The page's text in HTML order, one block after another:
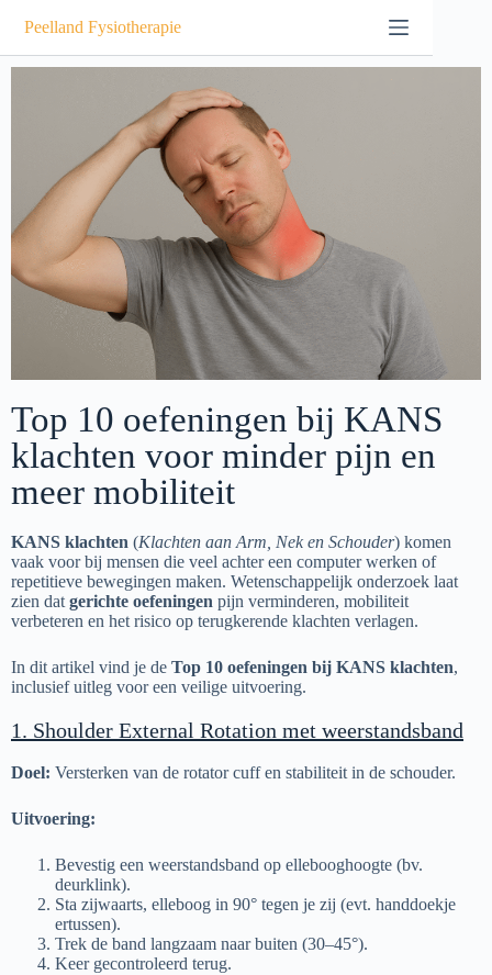
Peelland Fysiotherapie
Top 10 oefeningen bij KANS
klachten voor minder pijn en
meer mobiliteit
KANS klachten (Klachten aan Arm, Nek en Schouder) komen
vaak voor bij mensen die veel achter een computer werken of
repetitieve bewegingen maken. Wetenschappelijk onderzoek laat
zien dat gerichte oefeningen pijn verminderen, mobiliteit
verbeteren en het risico op terugkerende klachten verlagen.
In dit artikel vind je de Top 10 oefeningen bij KANS klachten,
inclusief uitleg voor een veilige uitvoering.
1. Shoulder External Rotation met weerstandsband
Doel: Versterken van de rotator cuff en stabiliteit in de schouder.
Uitvoering:
Bevestig een weerstandsband op ellebooghoogte (bv.
deurklink).
Sta zijwaarts, elleboog in 90° tegen je zij (evt. handdoekje
ertussen).
Trek de band langzaam naar buiten (30–45°).
Keer gecontroleerd terug.